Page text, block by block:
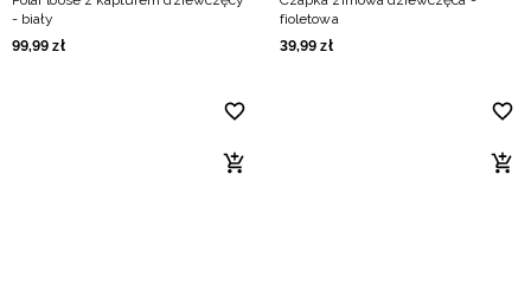
- biały
99,99 zł
fioletowa
39,99 zł